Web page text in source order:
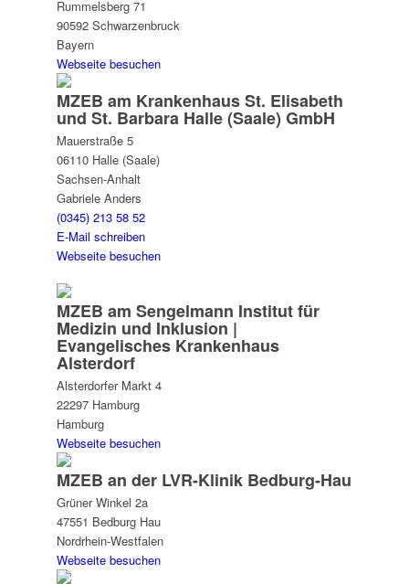
Rummelsberg 71
90592 Schwarzenbruck
Bayern
Webseite besuchen
MZEB am Krankenhaus St. Elisabeth
und St. Barbara Halle (Saale) GmbH
Mauerstraße 5
06110 Halle (Saale)
Sachsen-Anhalt
Gabriele Anders
(0345) 213 58 52
E-Mail schreiben
Webseite besuchen
MZEB am Sengelmann Institut für
Medizin und Inklusion |
Evangelisches Krankenhaus
Alsterdorf
Alsterdorfer Markt 4
22297 Hamburg
Hamburg
Webseite besuchen
MZEB an der LVR-Klinik Bedburg-Hau
Grüner Winkel 2a
47551 Bedburg Hau
Nordrhein-Westfalen
Webseite besuchen